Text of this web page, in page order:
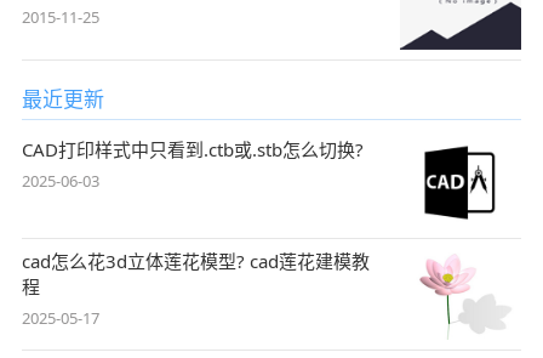
2015-11-25
最近更新
CAD打印样式中只看到.ctb或.stb怎么切换?
2025-06-03
cad怎么花3d立体莲花模型? cad莲花建模教
程
2025-05-17